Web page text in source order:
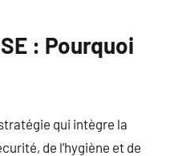
: Pourquoi
qui intègre la
de l’hygiène et de